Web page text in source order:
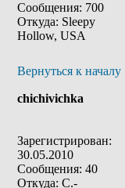
Сообщения: 700
Откуда: Sleepy
Hollow, USA
Вернуться к началу
chichivichka
Зарегистрирован:
30.05.2010
Сообщения: 40
Откуда: С.-